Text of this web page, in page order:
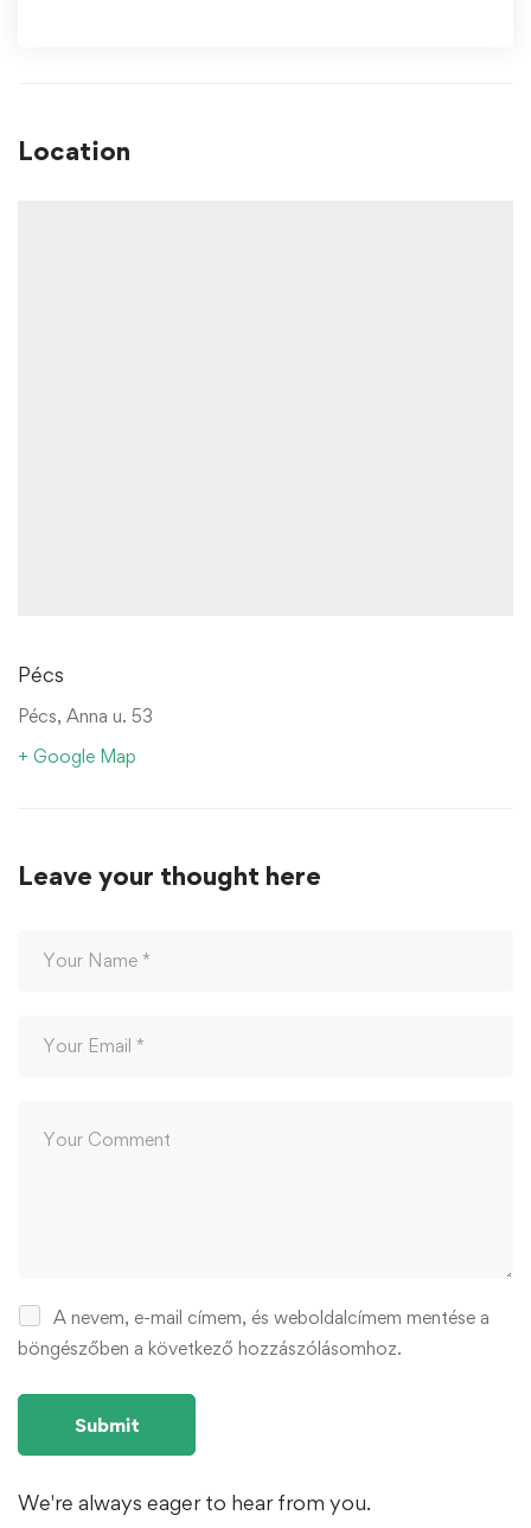
Location
Pécs
Pécs, Anna u. 53
+ Google Map
Leave your thought here
A nevem, e-mail címem, és weboldalcímem mentése a
böngészőben a következő hozzászólásomhoz.
We're always eager to hear from you.